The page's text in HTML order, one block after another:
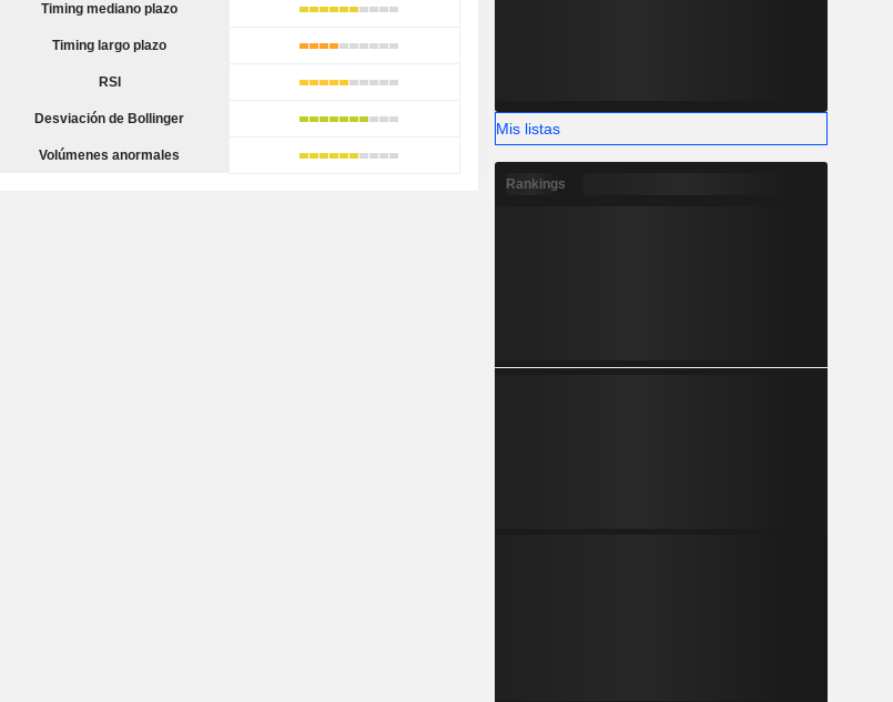
Timing mediano plazo
Timing largo plazo
RSI
Desviación de Bollinger
Volúmenes anormales
Mis listas
Rankings